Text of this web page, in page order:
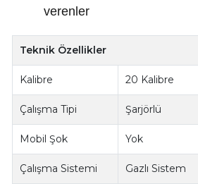
verenler
Teknik Özellikler
Kalibre 20 Kalibre
Çalışma Tipi Şarjörlü
Mobil Şok Yok
Çalışma Sistemi Gazlı Sistem